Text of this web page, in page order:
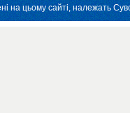
на цьому сайті, належать